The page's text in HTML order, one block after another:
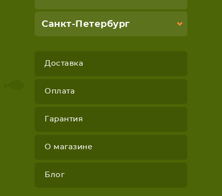
Санкт-Петербург
Доставка
Оплата
Гарантия
О магазине
Блог